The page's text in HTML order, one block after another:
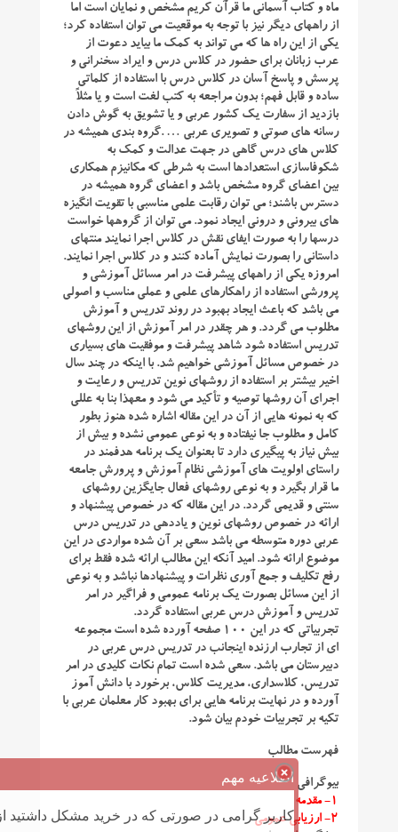
ماه و کتاب آسمانی ما قرآن کریم مشخص و نمایان است اما
از راههای دیگر نیز با توجه به موقعیت می توان استفاده کرد؛
یکی از این راه ها که می تواند به کمک ما بیاید دعوت از
عرب زبانان برای حضور در کلاس درس و ایراد سخنرانی و
پرسش و پاسخ آسان در کلاس درس با استفاده از کلماتی
ساده و قابل فهم؛ بدون مراجعه به کتب لغت است و یا مثلاً
بازدید از سفارت یک کشور عربی و یا تشویق به گوش دادن
رسانه های صوتی و تصویری عربی … .گروه بندی همیشه در
کلاس های درس گاهی در جهت عدالت و کمک به
شکوفاسازی استعدادها است به شرطی که مکانیزم همکاری
بین اعضای گروه مشخص باشد و اعضای گروه همیشه در
دسترس باشند؛ می توان رقابت علمی مناسبی با تقویت انگیزه
های بیرونی و درونی ایجاد نمود. می توان از گروهها خواست
درسها را به صورت ایفای نقش در کلاس اجرا نمایند منتهای
داستانی را بصورت نمایش آماده کنند و در کلاس اجرا نمایند.
امروزه یکی از راههای پیشرفت در امر مسائل آموزشی و
پرورشی استفاده از راهکارهای علمی و عملی مناسب و اصولی
می باشد که باعث ایجاد بهبود در روند تدریس و آموزش
مطلوب می گردد. و هر چقدر در امر آموزش از این روشهای
تدریس استفاده شود شاهد پیشرفت و موفقیت های بسیاری
در خصوص مسائل آموزشی خواهیم شد. با اینکه در چند سال
اخیر بیشتر بر استفاده از روشهای نوین تدریس و رعایت و
اجرای آن روشها توصیه و تأکید می شود و معهذا بنا به عللی
که به نمونه هایی از آن در این مقاله اشاره شده هنوز بطور
کامل و مطلوب جا نیفتاده و به نوعی عمومی نشده و بیش از
بیش نیاز به پیگیری دارد تا بعنوان یک برنامه هدفمند در
راستای اولویت های آموزشی نظام آموزش و پرورش جامعه
ما قرار بگیرد و به نوعی روشهای فعال جایگزین روشهای
سنتی و قدیمی گردد. در این مقاله که در خصوص پیشنهاد و
ارائه در خصوص روشهای نوین و یاددهی در تدریس درس
عربی دوره متوسطه می باشد سعی بر آن شده مواردی در این
موضوع ارائه شود. امید آنکه این مطالب ارائه شده فقط برای
رفع تکلیف و جمع آوری نظرات و پیشنهادها نباشد و به نوعی
از این مسائل بصورت یک برنامه عمومی و فراگیر در امر
تدریس و آموزش درس عربی استفاده گردد.
تجربیاتی که در این ۱۰۰ صفحه آورده شده است مجموعه
ای از تجارب ارزنده اینجانب در تدریس درس عربی در
دبیرستان می باشد. سعی شده است تمام نکات کلیدی در امر
تدریس، کلاسداری، مدیریت کلاس، برخورد با دانش آموز
آورده و در نهایت برنامه هایی برای بهبود کار معلمان عربی با
تکیه بر تجربیات خودم بیان شود.
فهرست مطالب
بیوگرافی
۱- مقدمه
۲- ارزیابی عمومی
اطلاعیه مهم
کاربر گرامی در صورتی که در خرید مشکل داشتید